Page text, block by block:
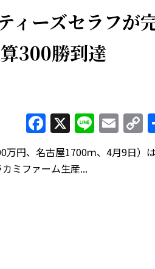
ィーズセラフが
300勝到達
Facebook
X Line
万円、名古屋1700ｍ、4月9日）
ミファーム生産...